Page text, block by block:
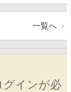
一覧へ
インが必